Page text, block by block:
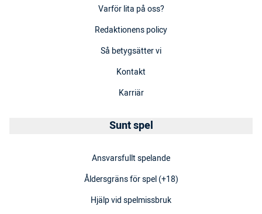
Varför lita på oss?
Redaktionens policy
Så betygsätter vi
Kontakt
Karriär
Sunt spel
Ansvarsfullt spelande
Åldersgräns för spel (+18)
Hjälp vid spelmissbruk